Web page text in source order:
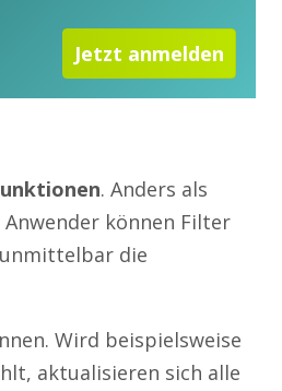
Jetzt anmelden
. Anders als
Anwender können Filter
die
Wird beispielsweise
aktualisieren sich alle